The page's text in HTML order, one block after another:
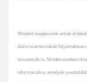
Mindent megteszünk annak
élelmiszertermékek folyamatosan
összetevők is. Minden esetben
információkra, amelyek a